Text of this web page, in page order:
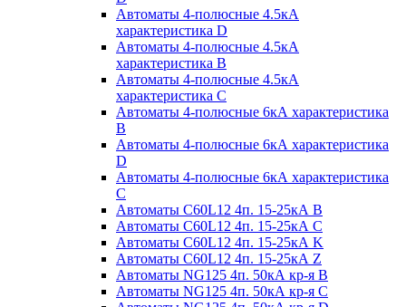
Автоматы 4-полюсные 4.5кА
характеристика D
Автоматы 4-полюсные 4.5кА
характеристика В
Автоматы 4-полюсные 4.5кА
характеристика С
Автоматы 4-полюсные 6кА характеристика
B
Автоматы 4-полюсные 6кА характеристика
D
Автоматы 4-полюсные 6кА характеристика
С
Автоматы C60L12 4п. 15-25кА B
Автоматы C60L12 4п. 15-25кА C
Автоматы C60L12 4п. 15-25кА K
Автоматы C60L12 4п. 15-25кА Z
Автоматы NG125 4п. 50кА кр-я B
Автоматы NG125 4п. 50кА кр-я C